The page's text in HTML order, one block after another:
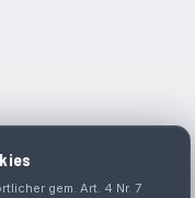
gem. Art. 4 Nr. 7